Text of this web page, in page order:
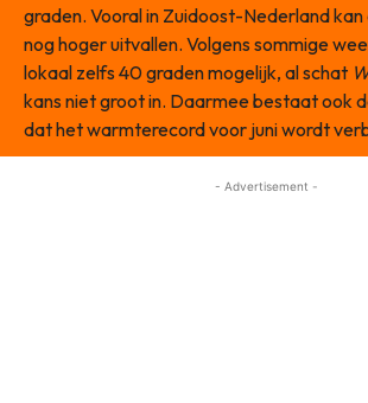
graden. Vooral in Zuidoost-Nederland
nog hoger uitvallen. Volgens sommige
lokaal zelfs 40 graden mogelijk, al schat
kans niet groot in. Daarmee bestaat ook
dat het warmterecord voor juni wordt
- Advertisement -